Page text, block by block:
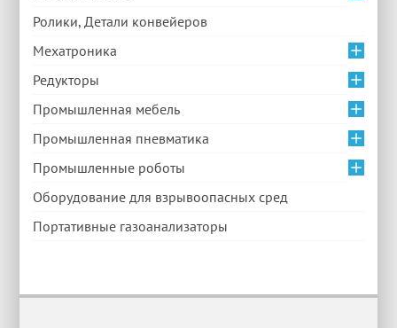
Ролики, Детали конвейеров
Мехатроника
Редукторы
Промышленная мебель
Промышленная пневматика
Промышленные роботы
Оборудование для взрывоопасных сред
Портативные газоанализаторы